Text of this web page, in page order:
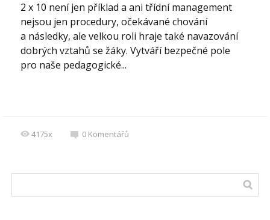
2 x 10 není jen příklad a ani třídní management
nejsou jen procedury, očekávané chování
a následky, ale velkou roli hraje také navazování
dobrých vztahů se žáky. Vytváří bezpečné pole
pro naše pedagogické...
4175x 0 Komentářů